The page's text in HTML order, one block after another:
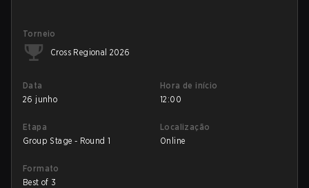
Torneio
Cross Regional 2026
Data
26 junho
Hora de início
12:00
Etapa
Group Stage - Round 1
Localização
Online
Formato
Best of 3